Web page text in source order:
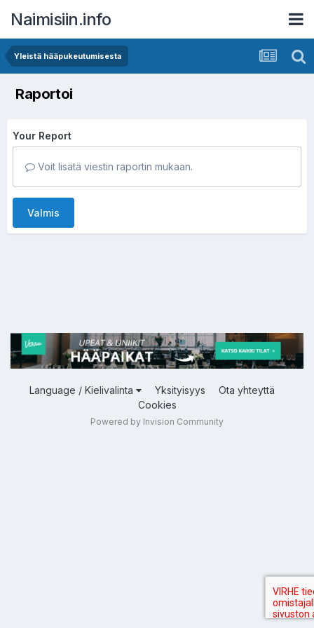
Naimisiin.info
Yleistä hääpukeutumisesta
Raportoi
Your Report
Voit lisätä viestin raportin mukaan.
Valmis
Language / Kielivalinta Yksityisyys
Ota yhteyttä
Cookies
Powered by Invision Community